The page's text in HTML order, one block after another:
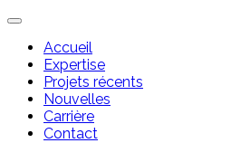
Accueil
Expertise
Projets récents
Nouvelles
Carrière
Contact